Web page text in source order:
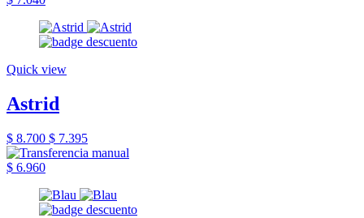
Quick view
Astrid
$ 8.700 $ 7.395
$ 6.960